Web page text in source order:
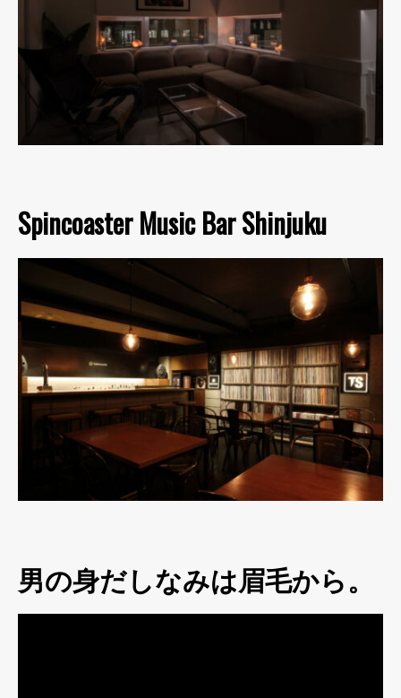
Spincoaster Music Bar Shinjuku
男の身だしなみは眉毛から。